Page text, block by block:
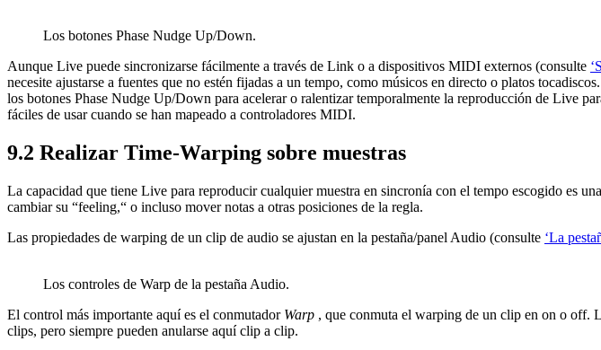
Los botones Phase Nudge Up/Down.
Aunque Live puede sincronizarse fácilmente a través de Link o a dispositivos MIDI externos (consulte
necesite ajustarse a fuentes que no estén fijadas a un tempo, como músicos en directo o platos
los botones Phase Nudge Up/Down para acelerar o ralentizar temporalmente la reproducción de Live
fáciles de usar cuando se han mapeado a controladores MIDI.
9.2 Realizar Time-Warping sobre muestras
La capacidad que tiene Live para reproducir cualquier muestra en sincronía con el tempo escogido es
cambiar su “feeling,“ o incluso mover notas a otras posiciones de la regla.
Las propiedades de warping de un clip de audio se ajustan en la pestaña/panel Audio (consulte ‘La
Los controles de Warp de la pestaña Audio.
El control más importante aquí es el conmutador Warp , que conmuta el warping de un clip en on o off.
clips, pero siempre pueden anularse aquí clip a clip.